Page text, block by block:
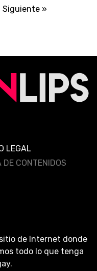
Siguiente »
LEGAL
DE CONTENIDOS
de Internet donde
todo lo que tenga